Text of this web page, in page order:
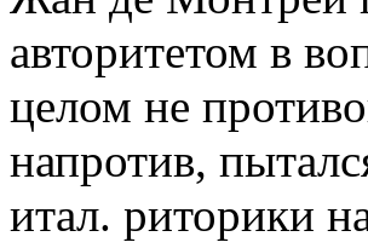
авторитетом в
целом не
напротив,
итал. риторики